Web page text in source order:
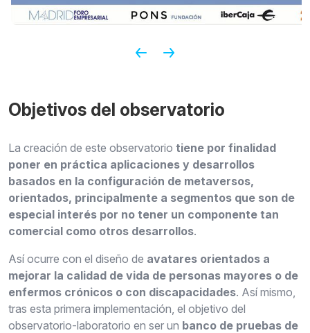
Objetivos del observatorio
La creación de este observatorio tiene por finalidad
poner en práctica aplicaciones y desarrollos
basados en la configuración de metaversos,
orientados, principalmente a segmentos que son de
especial interés por no tener un componente tan
comercial como otros desarrollos.
Así ocurre con el diseño de avatares orientados a
mejorar la calidad de vida de personas mayores o de
enfermos crónicos o con discapacidades. Así mismo,
tras esta primera implementación, el objetivo del
observatorio-laboratorio en ser un banco de pruebas de